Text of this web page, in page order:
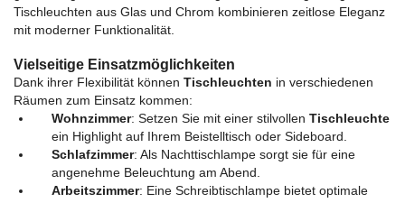
Tischleuchten aus Glas und Chrom kombinieren zeitlose Eleganz
mit moderner Funktionalität.
Vielseitige Einsatzmöglichkeiten
Dank ihrer Flexibilität können Tischleuchten in verschiedenen
Räumen zum Einsatz kommen:
Wohnzimmer: Setzen Sie mit einer stilvollen Tischleuchte
ein Highlight auf Ihrem Beistelltisch oder Sideboard.
Schlafzimmer: Als Nachttischlampe sorgt sie für eine
angenehme Beleuchtung am Abend.
Arbeitszimmer: Eine Schreibtischlampe bietet optimale